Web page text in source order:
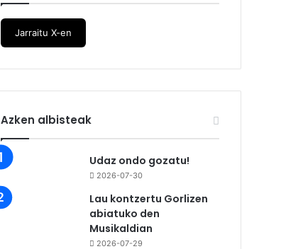
Jarraitu X-en
Azken albisteak
Udaz ondo gozatu!
2026-07-30
Lau kontzertu Gorlizen
abiatuko den
Musikaldian
2026-07-29